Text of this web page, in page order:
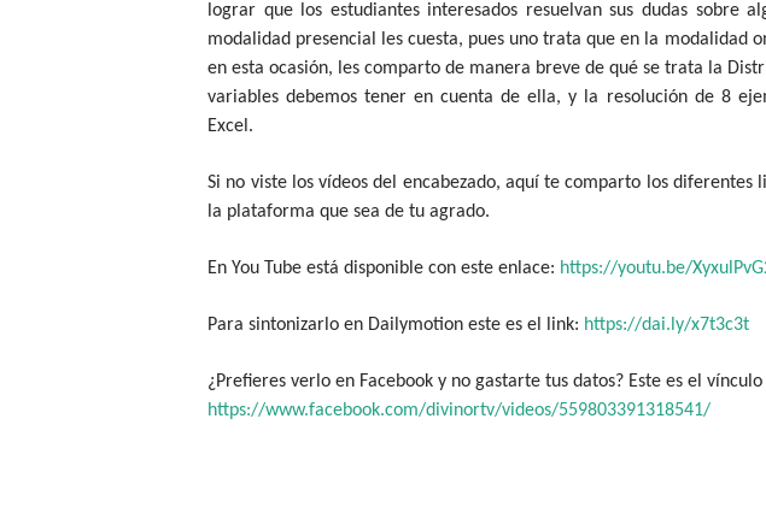
lograr que los estudiantes interesados resuelvan sus dudas sobre
modalidad presencial les cuesta, pues uno trata que en la modalidad
en esta ocasión, les comparto de manera breve de qué se trata la
variables debemos tener en cuenta de ella, y la resolución de 8
Excel.
Si no viste los vídeos del encabezado, aquí te comparto los
la plataforma que sea de tu agrado.
En You Tube está disponible con este enlace: https://youtu.be/
Para sintonizarlo en Dailymotion este es el link: https://dai.ly/x7t3c3t
¿Prefieres verlo en Facebook y no gastarte tus datos? Este es el
https://www.facebook.com/divinortv/videos/559803391318541/